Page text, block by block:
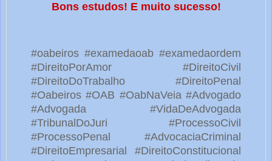
Bons estudos! E muito sucesso!
#oabeiros #examedaoab #examedaordem
#DireitoPorAmor #DireitoCivil
#DireitoDoTrabalho #DireitoPenal
#Oabeiros #OAB #OabNaVeia #Advogado
#Advogada #VidaDeAdvogada
#TribunalDoJuri #ProcessoCivil
#ProcessoPenal #AdvocaciaCriminal
#DireitoEmpresarial #DireitoConstitucional